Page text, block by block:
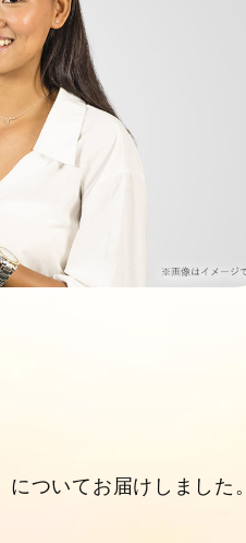
ついてお届けしました。